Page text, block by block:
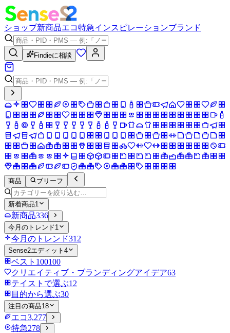
ショップ新商品エコ特急インスピレーションブランド
Findieに相談
商品 ブリーフ
新着商品1
新商品336
今月のトレンド1
今月のトレンド312
Sense2エディット 4
ベスト100100
クリエイティブ・ブランディングアイデア63
テイストで選ぶ12
目的から選ぶ30
注目の商品18
エコ3,277
特急278